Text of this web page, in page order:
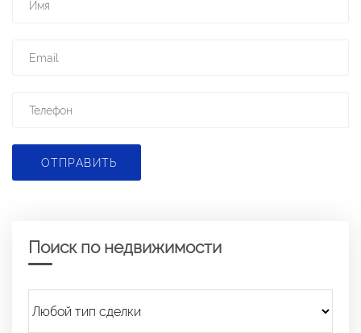
ОТПРАВИТЬ
Поиск по недвижимости